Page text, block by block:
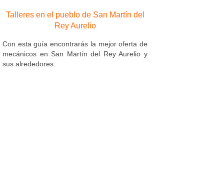
Talleres en el pueblo de San Martín del
Rey Aurelio
Con esta guía encontrarás la mejor oferta de
mecánicos en San Martín del Rey Aurelio y
sus alrededores.